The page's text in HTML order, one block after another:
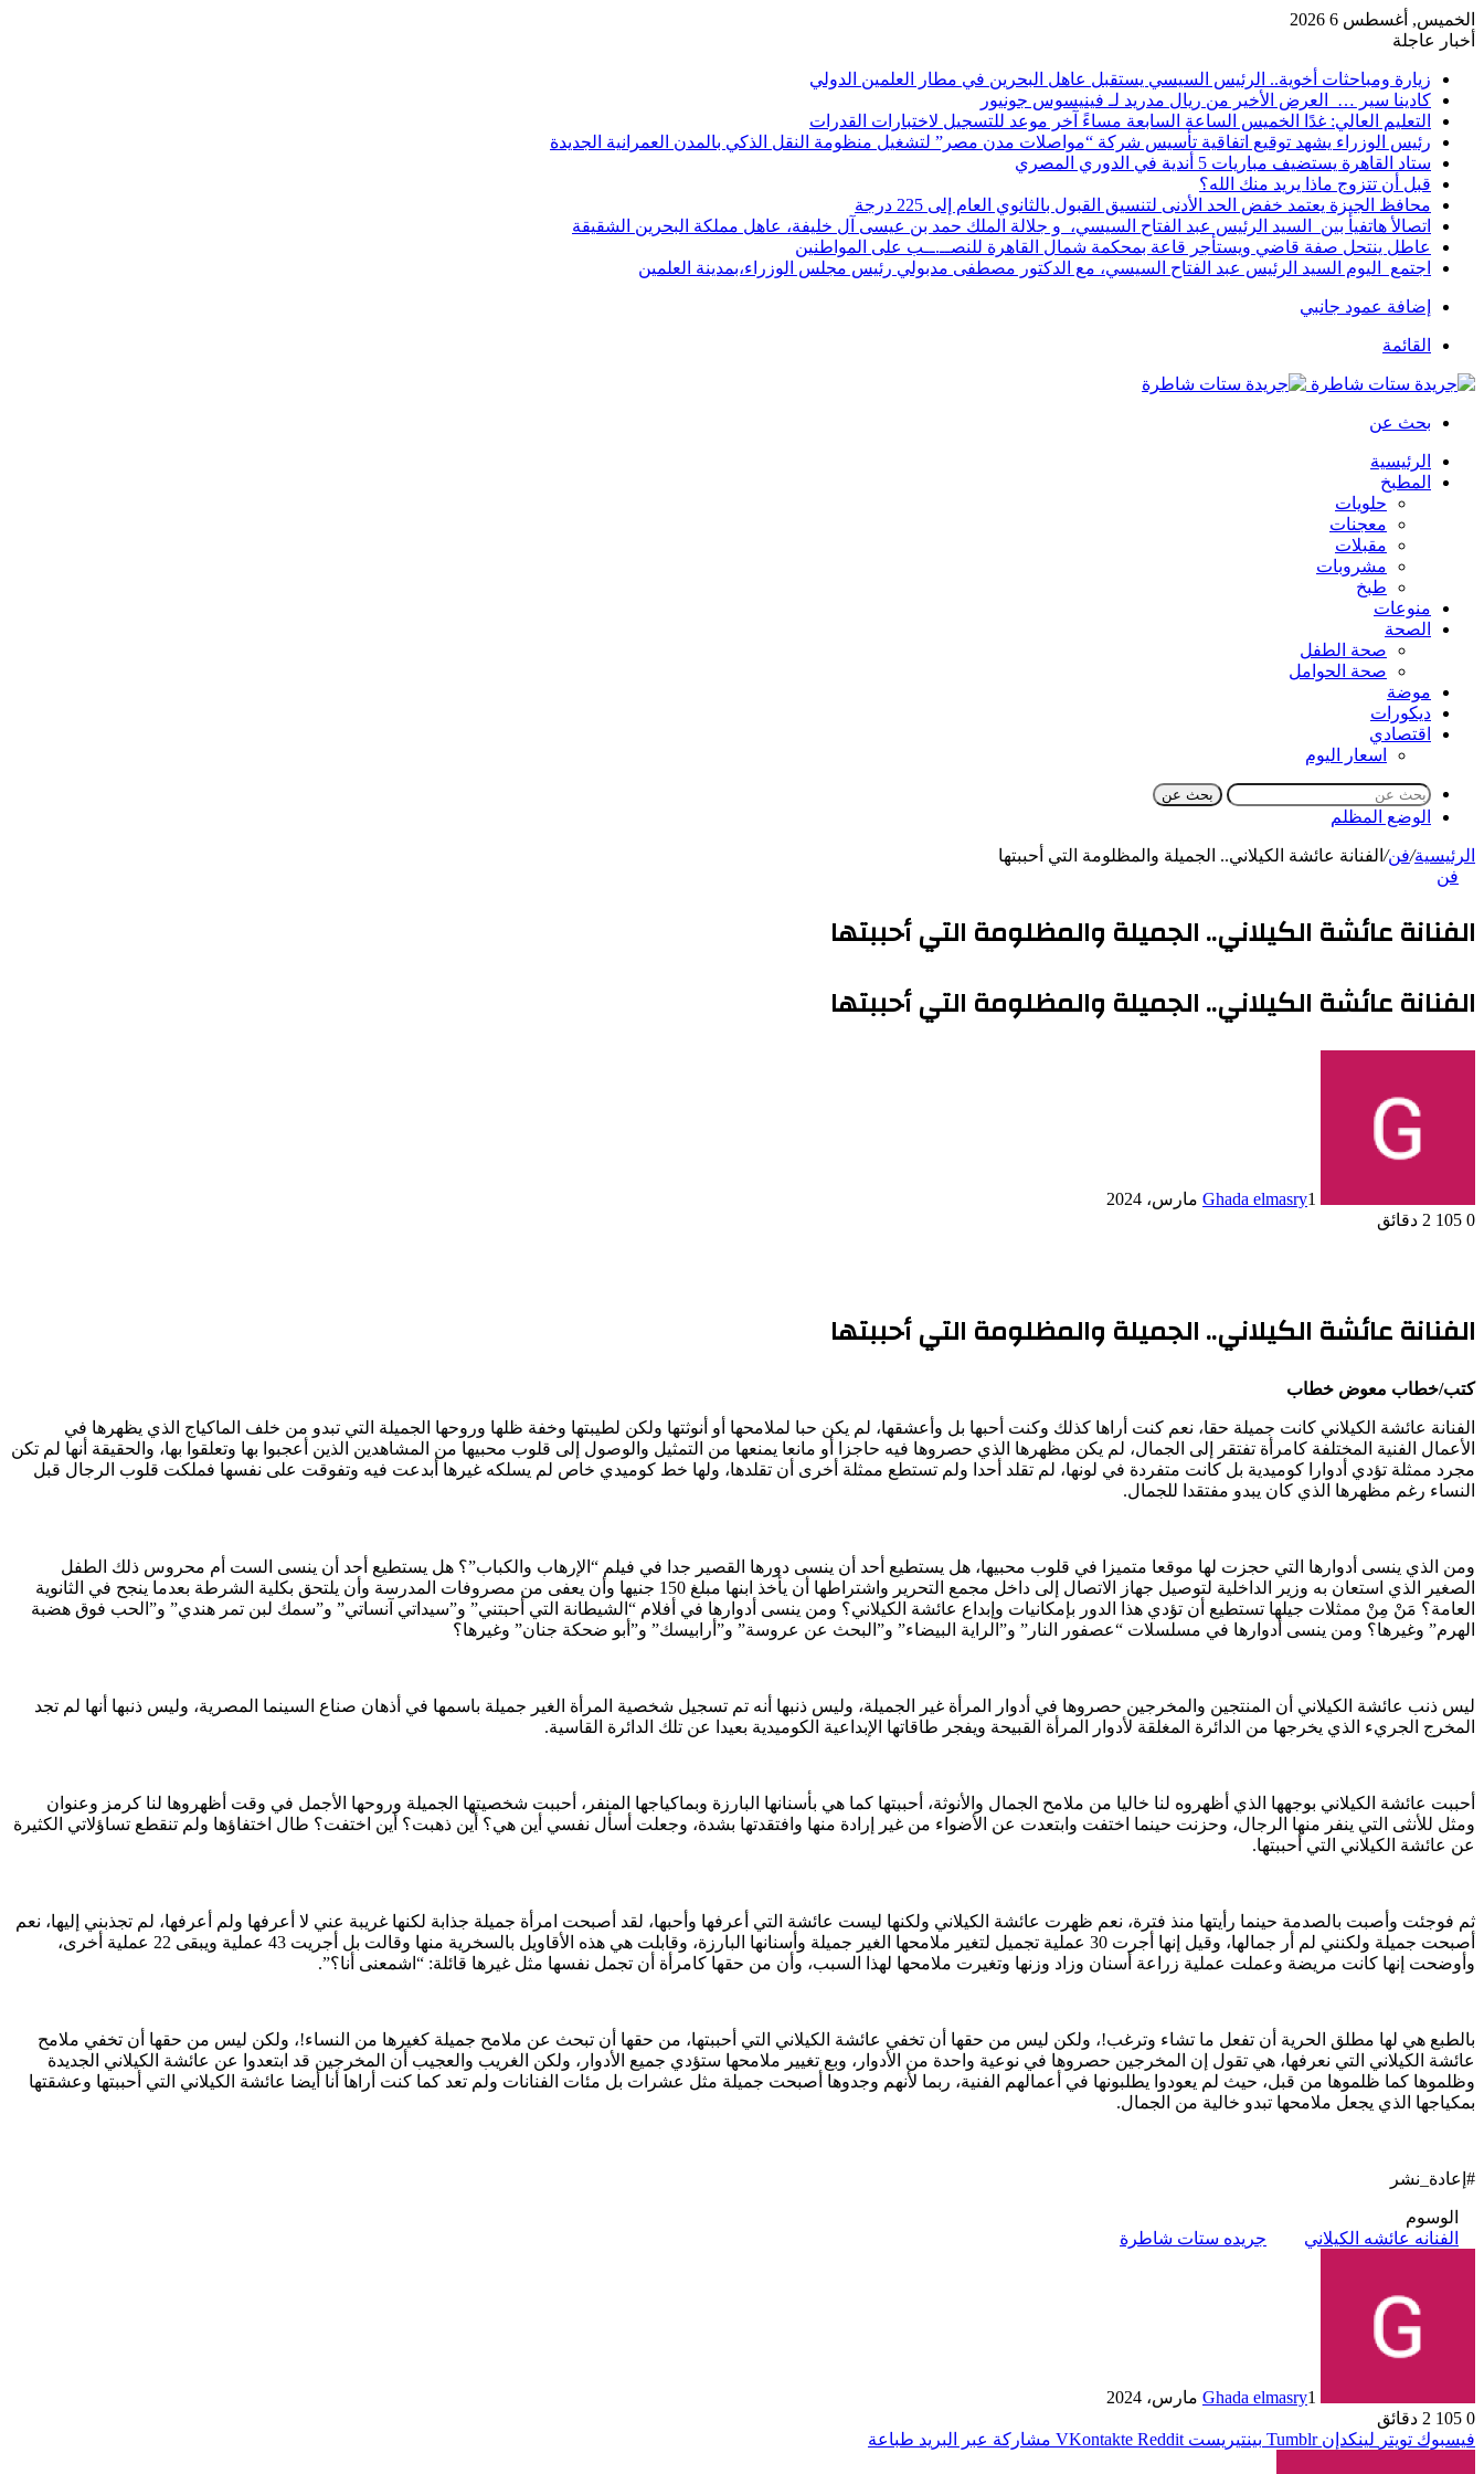
الخميس, أغسطس 6 2026
أخبار عاجلة
زيارة ومباحثات أخوية.. الرئيس السيسي يستقبل عاهل البحرين في مطار العلمين الدولي
كادينا سير … العرض الأخير من ريال مدريد لـ فينيسوس جونيور
التعليم العالي: غدًا الخميس الساعة السابعة مساءً آخر موعد للتسجيل لاختبارات القدرات
رئيس الوزراء يشهد توقيع اتفاقية تأسيس شركة “مواصلات مدن مصر” لتشغيل منظومة النقل الذكي بالمدن العمرانية الجديدة
ستاد القاهرة يستضيف مباريات 5 أندية في الدوري المصري
قبل أن تتزوج ماذا يريد منك الله؟
محافظ الجيزة يعتمد خفض الحد الأدنى لتنسيق القبول بالثانوي العام إلى 225 درجة
اتصالأ هاتفيأ بين السيد الرئيس عبد الفتاح السيسي، و جلالة الملك حمد بن عيسى آل خليفة، عاهل مملكة البحرين الشقيقة
عاطل ينتحل صفة قاضي ويستأجر قاعة بمحكمة شمال القاهرة للنصــ.ــب على المواطنين
اجتمع اليوم السيد الرئيس عبد الفتاح السيسي، مع الدكتور مصطفى مدبولي رئيس مجلس الوزراء،بمدينة العلمين
إضافة عمود جانبي
القائمة
بحث عن
الرئيسية
المطبخ
حلويات
معجنات
مقبلات
مشروبات
طبخ
منوعات
الصحة
صحة الطفل
صحة الحوامل
موضة
ديكورات
اقتصادي
اسعار اليوم
بحث عن
الوضع المظلم
الرئيسية/فن/ الفنانة عائشة الكيلاني.. الجميلة والمظلومة التي أحببتها
فن
الفنانة عائشة الكيلاني.. الجميلة والمظلومة التي أحببتها
الفنانة عائشة الكيلاني.. الجميلة والمظلومة التي أحببتها
Ghada elmasry1 مارس، 2024
0
2 دقائق
الفنانة عائشة الكيلاني.. الجميلة والمظلومة التي أحببتها
كتب/خطاب معوض خطاب
الفنانة عائشة الكيلاني كانت جميلة حقا، نعم كنت أراها كذلك وكنت أحبها بل وأعشقها، لم يكن حبا لملامحها أو أنوثتها ولكن لطيبتها وخفة ظلها وروحها الجميلة التي تبدو من خلف الماكياج الذي يظهرها في
الأعمال الفنية المختلفة كامرأة تفتقر إلى الجمال، لم يكن مظهرها الذي حصروها فيه حاجزا أو مانعا يمنعها من التمثيل والوصول إلى قلوب محبيها من المشاهدين الذين أعجبوا بها وتعلقوا بها، والحقيقة أنها لم تكن
مجرد ممثلة تؤدي أدوارا كوميدية بل كانت متفردة في لونها، لم تقلد أحدا ولم تستطع ممثلة أخرى أن تقلدها، ولها خط كوميدي خاص لم يسلكه غيرها أبدعت فيه وتفوقت على نفسها فملكت قلوب الرجال قبل
النساء رغم مظهرها الذي كان يبدو مفتقدا للجمال.
ومن الذي ينسى أدوارها التي حجزت لها موقعا متميزا في قلوب محبيها، هل يستطيع أحد أن ينسى دورها القصير جدا في فيلم “الإرهاب والكباب”؟ هل يستطيع أحد أن ينسى الست أم محروس ذلك الطفل
الصغير الذي استعان به وزير الداخلية لتوصيل جهاز الاتصال إلى داخل مجمع التحرير واشتراطها أن يأخذ ابنها مبلغ 150 جنيها وأن يعفى من مصروفات المدرسة وأن يلتحق بكلية الشرطة بعدما ينجح في الثانوية
العامة؟ مَنْ مِنْ ممثلات جيلها تستطيع أن تؤدي هذا الدور بإمكانيات وإبداع عائشة الكيلاني؟ ومن ينسى أدوارها في أفلام “الشيطانة التي أحبتني” و”سيداتي آنساتي” و”سمك لبن تمر هندي” و”الحب فوق هضبة
الهرم” وغيرها؟ ومن ينسى أدوارها في مسلسلات “عصفور النار” و”الراية البيضاء” و”البحث عن عروسة” و”أرابيسك” و”أبو ضحكة جنان” وغيرها؟
ليس ذنب عائشة الكيلاني أن المنتجين والمخرجين حصروها في أدوار المرأة غير الجميلة، وليس ذنبها أنه تم تسجيل شخصية المرأة الغير جميلة باسمها في أذهان صناع السينما المصرية، وليس ذنبها أنها لم تجد
المخرج الجريء الذي يخرجها من الدائرة المغلقة لأدوار المرأة القبيحة ويفجر طاقاتها الإبداعية الكوميدية بعيدا عن تلك الدائرة القاسية.
أحببت عائشة الكيلاني بوجهها الذي أظهروه لنا خاليا من ملامح الجمال والأنوثة، أحببتها كما هي بأسنانها البارزة وبماكياجها المنفر، أحببت شخصيتها الجميلة وروحها الأجمل في وقت أظهروها لنا كرمز وعنوان
ومثل للأنثى التي ينفر منها الرجال، وحزنت حينما اختفت وابتعدت عن الأضواء من غير إرادة منها وافتقدتها بشدة، وجعلت أسأل نفسي أين هي؟ أين ذهبت؟ أين اختفت؟ طال اختفاؤها ولم تنقطع تساؤلاتي الكثيرة
عن عائشة الكيلاني التي أحببتها.
ثم فوجئت وأصبت بالصدمة حينما رأيتها منذ فترة، نعم ظهرت عائشة الكيلاني ولكنها ليست عائشة التي أعرفها وأحبها، لقد أصبحت امرأة جميلة جذابة لكنها غريبة عني لا أعرفها ولم أعرفها، لم تجذبني إليها، نعم
أصبحت جميلة ولكنني لم أر جمالها، وقيل إنها أجرت 30 عملية تجميل لتغير ملامحها الغير جميلة وأسنانها البارزة، وقابلت هي هذه الأقاويل بالسخرية منها وقالت بل أجريت 43 عملية ويبقى 22 عملية أخرى،
وأوضحت إنها كانت مريضة وعملت عملية زراعة أسنان وزاد وزنها وتغيرت ملامحها لهذا السبب، وأن من حقها كامرأة أن تجمل نفسها مثل غيرها قائلة: “اشمعنى أنا؟”.
بالطبع هي لها مطلق الحرية أن تفعل ما تشاء وترغب!، ولكن ليس من حقها أن تخفي عائشة الكيلاني التي أحببتها، من حقها أن تبحث عن ملامح جميلة كغيرها من النساء!، ولكن ليس من حقها أن تخفي ملامح
عائشة الكيلاني التي نعرفها، هي تقول إن المخرجين حصروها في نوعية واحدة من الأدوار، وبع تغيير ملامحها ستؤدي جميع الأدوار، ولكن الغريب والعجيب أن المخرجين قد ابتعدوا عن عائشة الكيلاني الجديدة
وظلموها كما ظلموها من قبل، حيث لم يعودوا يطلبونها في أعمالهم الفنية، ربما لأنهم وجدوها أصبحت جميلة مثل عشرات بل مئات الفنانات ولم تعد كما كنت أراها أنا أيضا عائشة الكيلاني التي أحببتها وعشقتها
بمكياجها الذي يجعل ملامحها تبدو خالية من الجمال.
#إعادة_نشر
الوسوم
الفنانه عائشه الكيلاني
جريده ستات شاطرة
Ghada elmasry1 مارس، 2024
0
2 دقائق
فيسبوك تويتر لينكدإن بينتيريست مشاركة عبر البريد طباعة